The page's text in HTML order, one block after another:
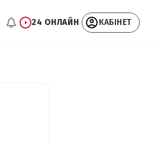
24 ОНЛАЙН КАБІНЕТ